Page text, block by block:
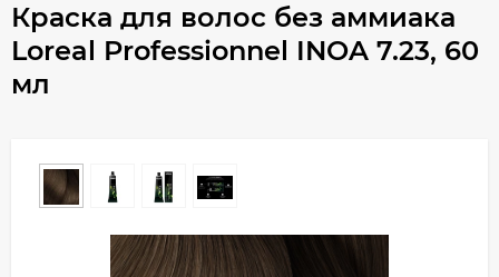
Краска для волос без аммиака
Loreal Professionnel INOA 7.23, 60
мл